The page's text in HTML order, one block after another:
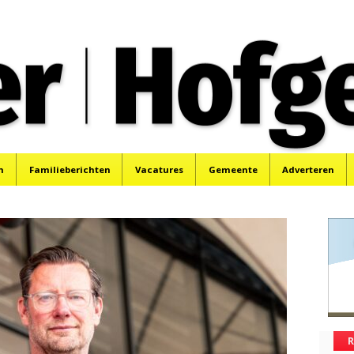
Familieberichten Vacatures Gemeente Adverteren